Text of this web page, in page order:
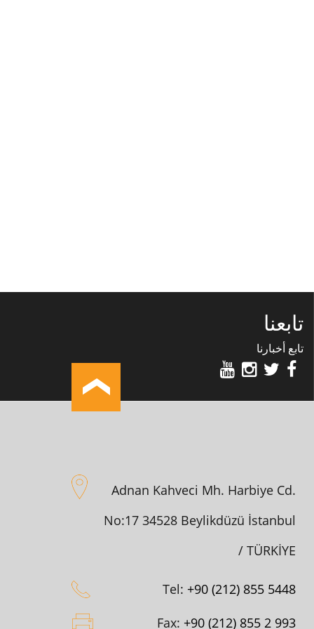
تابعنا
تابع أخبارنا
Adnan Kahveci Mh. Harbiye Cd.
No:17 34528 Beylikdüzü İstanbul
/ TÜRKİYE
Tel: +90 (212) 855 5448
Fax: +90 (212) 855 2 993